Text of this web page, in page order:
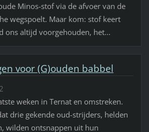
Minos-stof via de afvoer van de
wegspoelt. Maar kom: stof keert
ons altijd voorgehouden, het...
voor (G)ouden babbel
weken in Ternat en omstreken.
drie gekende oud-strijders, helden
wilden ontsnappen uit hun